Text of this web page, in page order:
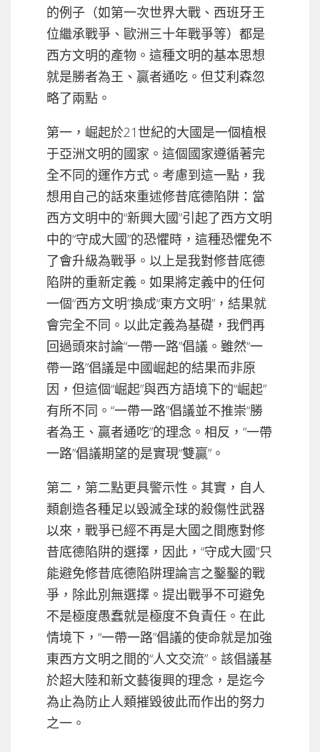
的例子（如第一次世界大戰、西班牙王
位繼承戰爭、歐洲三十年戰爭等）都是
西方文明的產物。這種文明的基本思想
就是勝者為王、贏者通吃。但艾利森忽
略了兩點。
第一，崛起於21世紀的大國是一個植根
于亞洲文明的國家。這個國家遵循著完
全不同的運作方式。考慮到這一點，我
想用自己的話來重述修昔底德陷阱：當
西方文明中的“新興大國”引起了西方文明
中的“守成大國”的恐懼時，這種恐懼免不
了會升級為戰爭。以上是我對修昔底德
陷阱的重新定義。如果將定義中的任何
一個“西方文明”換成“東方文明”，結果就
會完全不同。以此定義為基礎，我們再
回過頭來討論“一帶一路”倡議。雖然“一
帶一路”倡議是中國崛起的結果而非原
因，但這個“崛起”與西方語境下的“崛起”
有所不同。“一帶一路”倡議並不推崇“勝
者為王、贏者通吃”的理念。相反，“一帶
一路”倡議期望的是實現“雙贏”。
第二，第二點更具警示性。其實，自人
類創造各種足以毀滅全球的殺傷性武器
以來，戰爭已經不再是大國之間應對修
昔底德陷阱的選擇，因此，“守成大國”只
能避免修昔底德陷阱理論言之鑿鑿的戰
爭，除此別無選擇。提出戰爭不可避免
不是極度愚蠢就是極度不負責任。在此
情境下，“一帶一路”倡議的使命就是加強
東西方文明之間的“人文交流”。該倡議基
於超大陸和新文藝復興的理念，是迄今
為止為防止人類摧毀彼此而作出的努力
之一。